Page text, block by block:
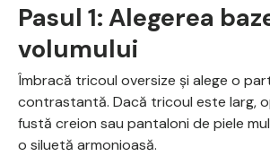
Pasul 1: Alegerea
volumului
Îmbracă tricoul oversize și alege o
contrastantă. Dacă tricoul este larg,
fustă creion sau pantaloni de piele
o siluetă armonioasă.